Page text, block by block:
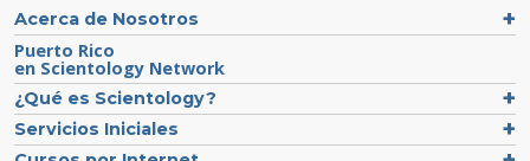
Acerca de Nosotros
Puerto Rico
en Scientology Network
¿Qué es Scientology?
Servicios Iniciales